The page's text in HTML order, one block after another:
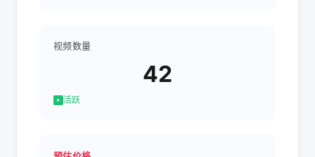
视频数量
42
活跃